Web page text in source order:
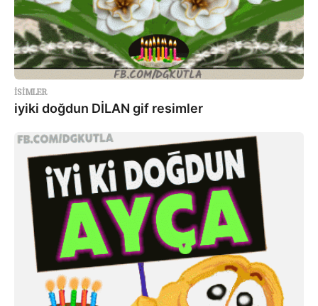
ISIMLER
iyiki doğdun DİLAN gif resimler